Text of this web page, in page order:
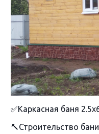
✅Каркасная баня
🔨Строительство